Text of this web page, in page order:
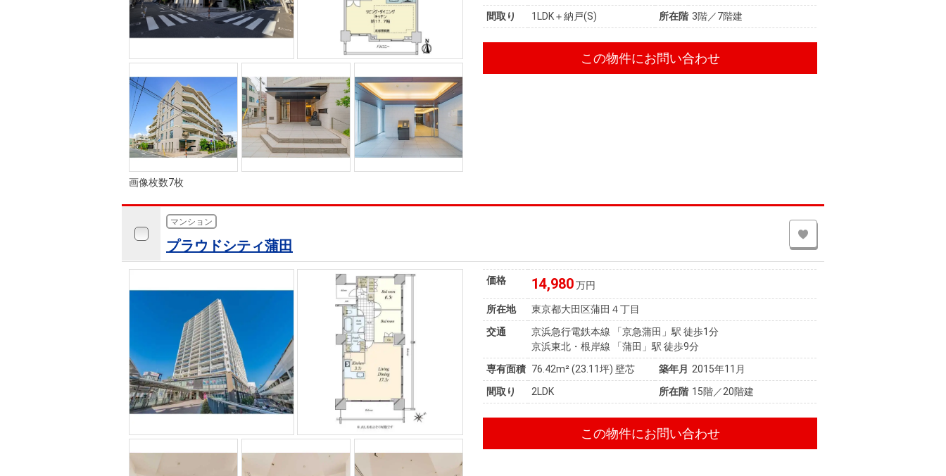
画像枚数7枚
間取り
1LDK＋納戸(S) 所在階 3階／7階建
この物件にお問い合わせ
マンション
プラウドシティ蒲田
価格 14,980万円
所在地
東京都大田区蒲田４丁目
交通
京浜急行電鉄本線 「京急蒲田」駅 徒歩1分
京浜東北・根岸線 「蒲田」駅 徒歩9分
専有面積 76.42m²(23.11坪) 壁芯 築年月 2015年11月
間取り
2LDK 所在階 15階／20階建
この物件にお問い合わせ